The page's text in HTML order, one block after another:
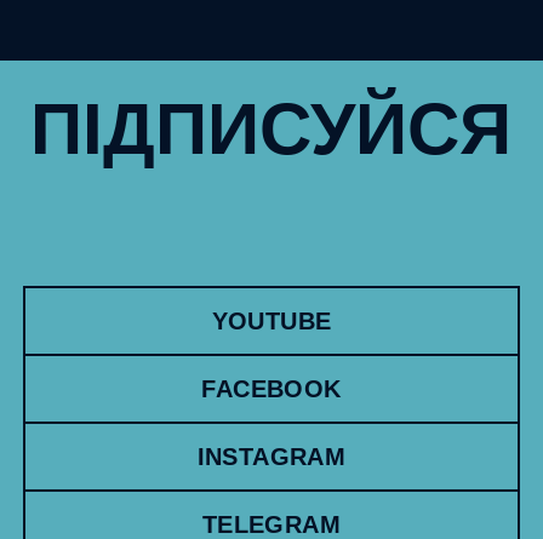
ПІДПИСУЙСЯ
YOUTUBE
FACEBOOK
INSTAGRAM
TELEGRAM